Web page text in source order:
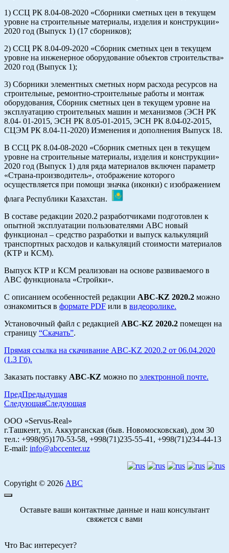
1) ССЦ РК 8.04-08-2020 «Сборники сметных цен в текущем
уровне на строительные материалы, изделия и конструкции»
2020 год (Выпуск 1) (17 сборников);
2) ССЦ РК 8.04-09-2020 «Сборник сметных цен в текущем
уровне на инженерное оборудование объектов строительства»
2020 год (Выпуск 1);
3) Сборники элементных сметных норм расхода ресурсов на
строительные, ремонтно-строительные работы и монтаж
оборудования, Сборник сметных цен в текущем уровне на
эксплуатацию строительных машин и механизмов (ЭСН РК
8.04- 01-2015, ЭСН РК 8.05-01-2015, ЭСН РК 8.04-02-2015,
СЦЭМ РК 8.04-11-2020) Изменения и дополнения Выпуск 18.
В ССЦ РК 8.04-08-2020 «Сборник сметных цен в текущем
уровне на строительные материалы, изделия и конструкции»
2020 год (Выпуск 1) для ряда материалов включен параметр
«Страна-производитель», отображение которого
осуществляется при помощи значка (иконки) с изображением
флага Республики Казахстан.
В составе редакции 2020.2 разработчиками подготовлен к
опытной эксплуатации пользователями АВС новый
функционал – средство разработки и выпуск калькуляций
транспортных расходов и калькуляций стоимости материалов
(КТР и КСМ).
Выпуск КТР и КСМ реализован на основе развиваемого в
АВС функционала «Стройки».
С описанием особенностей редакции АВС-KZ 2020.2 можно
ознакомиться в формате PDF или в видеоролике.
Установочный файл с редакцией АВС-KZ 2020.2 помещен на
страницу “Скачать”.
Прямая ссылка на скачивание АВС-KZ 2020.2 от 06.04.2020
(1.3 Гб).
Заказать поставку АВС-KZ можно по электронной почте.
ПредПредыдущая
СледующаяСледующая
ООО «Servus-Real»
г.Ташкент, ул. Аккурганская (быв. Новомосковская), дом 30
тел.: +998(95)170-53-58, +998(71)235-55-41, +998(71)234-44-13
E-mail: info@abccenter.uz
Copyright © 2026 АВС
Оставьте ваши контактные данные и наш консультант
свяжется с вами
Что Вас интересует?